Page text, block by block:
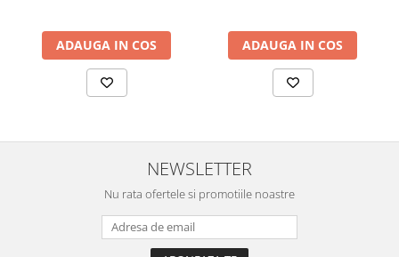
ADAUGA IN COS ADAUGA IN COS
NEWSLETTER
Nu rata ofertele si promotiile noastre